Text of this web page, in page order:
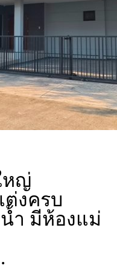
หญ่
งครบ
ำ มีห้องแม่